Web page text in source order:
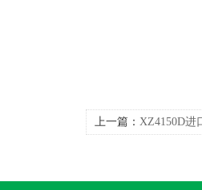
上一篇： XZ4150D进